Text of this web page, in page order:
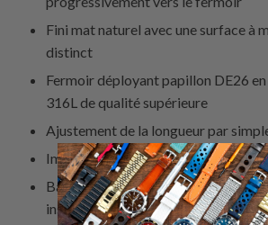
Fini mat naturel avec une surface à
distinct
Fermoir déployant papillon DE26
316L de qualité supérieure
Ajustement de la longueur par
Imperméable et résistant aux
Barres à ressort à libération rapide
installation facile